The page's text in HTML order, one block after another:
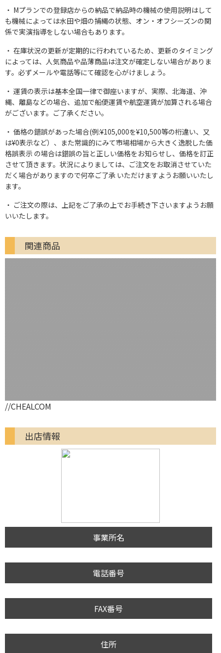
Mプランでの登録店からの納品で納品時の機械の使用説明はして
も機械によっては水田や畑の捕縄の状態、オン・オフシーズンの関
係で実演指導をしない場合もあります。
在庫状況の更新が定期的に行われているため、更新のタイミング
によっては、人気商品や品薄商品は注文が確定しない場合がありま
す。必ずメールや電話等にて確認を心がけましょう。
運賃の表示は基本全国一律で御座いますが、実際、北海道、沖
縄、離島などの場合、追加で船便運賃や航空運賃が加算される場合
がございます。ご了承ください。
価格の錯誤があった場合(例:¥105,000を¥10,500等の桁違い、又
は¥0表示など）、また常識的にみて市場相場から大きく逸脱した価
格誤表示 の場合は錯誤の旨と正しい価格をお知らせし、価格を訂正
させて頂きます。状況によりましては、ご注文をお取消させていた
だく場合がありますので何卒ご了承 いただけますようお願いいたし
ます。
ご注文の際は、上記をご了承の上でお手続き下さいますようお願
いいたします。
関連商品
//CHEALCOM
出店情報
事業所名
電話番号
FAX番号
住所